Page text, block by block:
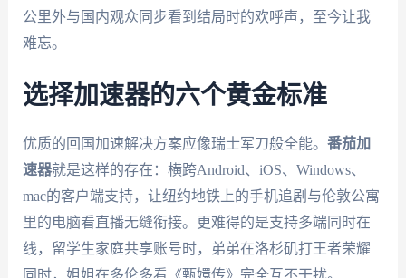
公里外与国内观众同步看到结局时的欢呼声，至今让我
难忘。
选择加速器的六个黄金标准
优质的回国加速解决方案应像瑞士军刀般全能。 番茄加
速器就是这样的存在：横跨Android、iOS、Windows、
mac的客户端支持，让纽约地铁上的手机追剧与伦敦公寓
里的电脑看直播无缝衔接。更难得的是支持多端同时在
线，留学生家庭共享账号时，弟弟在洛杉矶打王者荣耀
同时，姐姐在多伦多看《甄嬛传》完全互不干扰。